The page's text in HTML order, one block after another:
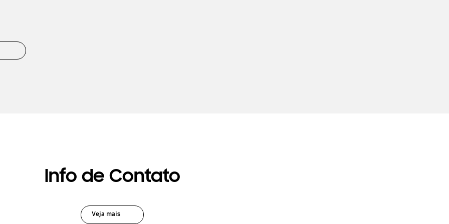
Info de Contato
Veja mais